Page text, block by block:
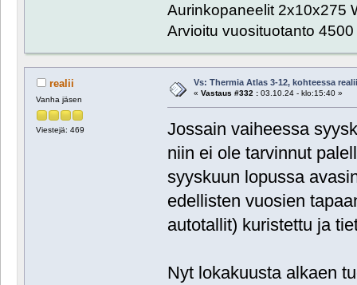
Aurinkopaneelit 2x10x275
Arvioitu vuosituotanto
realii
Vanha jäsen
Viestejä: 469
Vs: Thermia Atlas 3-12, kohteessa realii
« Vastaus #332 :03.10.24 - klo:15:40 »
Jossain vaiheessa
niin ei ole tarvinnut
syyskuun lopussa
edellisten vuosien
autotallit) kuristettu ja
Nyt lokakuusta alkaen